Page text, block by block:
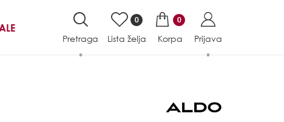
Pretraga
0
Lista želja
0
Korpa Prijava